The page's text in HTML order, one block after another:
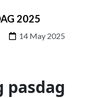
2025
14 May 2025
pasdag